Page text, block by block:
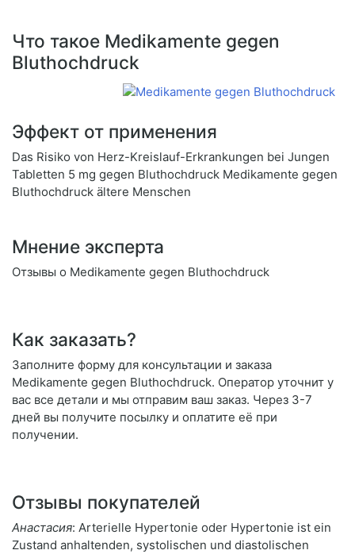
Что такое Medikamente gegen
Bluthochdruck
Эффект от применения
Das Risiko von Herz-Kreislauf-Erkrankungen bei Jungen
Tabletten 5 mg gegen Bluthochdruck Medikamente gegen
Bluthochdruck ältere Menschen
Мнение эксперта
Отзывы о Medikamente gegen Bluthochdruck
Как заказать?
Заполните форму для консультации и заказа
Medikamente gegen Bluthochdruck. Оператор уточнит у
вас все детали и мы отправим ваш заказ. Через 3-7
дней вы получите посылку и оплатите её при
получении.
Отзывы покупателей
Анастасия: Arterielle Hypertonie oder Hypertonie ist ein
Zustand anhaltenden, systolischen und diastolischen